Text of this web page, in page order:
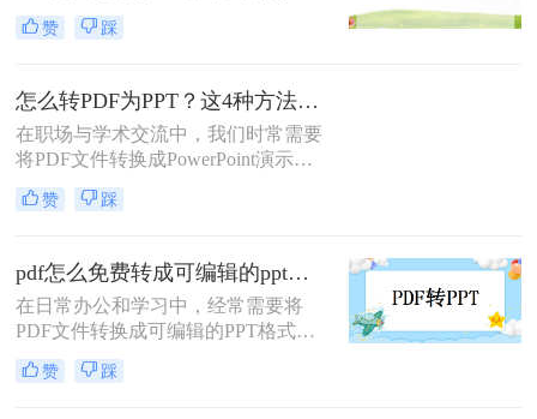
行演示和分享。那么pdf如何转化为
ppt呢？以下将详细介绍几种常用的
成转换任务。
赞 踩
怎么转PDF为PPT？这4种方法可以轻松搞定转换！
在职场与学术交流中，我们时常需要
将PDF文件转换成PowerPoint演示文
稿（PPT），以适应演讲或教学的需
要。虽然直接在PowerPoint中创建幻
的内容能极大地节省准备时间。那么
怎么转PDF为PPT呢？本文将介绍几
种将PDF文件转换为PPT的有效方
法，帮助你快速准备高质量的演示材
料。
赞 踩
pdf怎么免费转成可编辑的ppt？这三种方法分享给你！
​在日常办公和学习中，经常需要将
PDF文件转换成可编辑的PPT格式，
以便于进行内容的修改和编辑。然
而，一些转换工具可能需要付费或存
赞 踩